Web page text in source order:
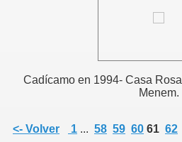
Cadícamo en 1994- Casa
Menem.
<- Volver 1 ... 58 59 60 61 62